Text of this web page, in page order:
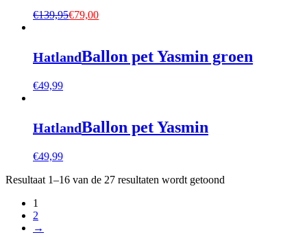
€139,95€79,00
HatlandBallon pet Yasmin groen
€49,99
HatlandBallon pet Yasmin
€49,99
Resultaat 1–16 van de 27 resultaten wordt getoond
1
2
→